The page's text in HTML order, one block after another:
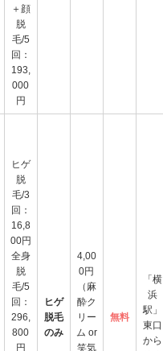
＋顔
脱
毛/5
回：
193,
000
円
ヒゲ
脱
毛/3
回：
16,8
00円
全身
脱
毛/5
回：
296,
800
円
ヒゲ
脱毛
のみ
4,00
0円
（麻
酔ク
リー
ム or
笑気
無料
「横
浜
駅」
東口
から